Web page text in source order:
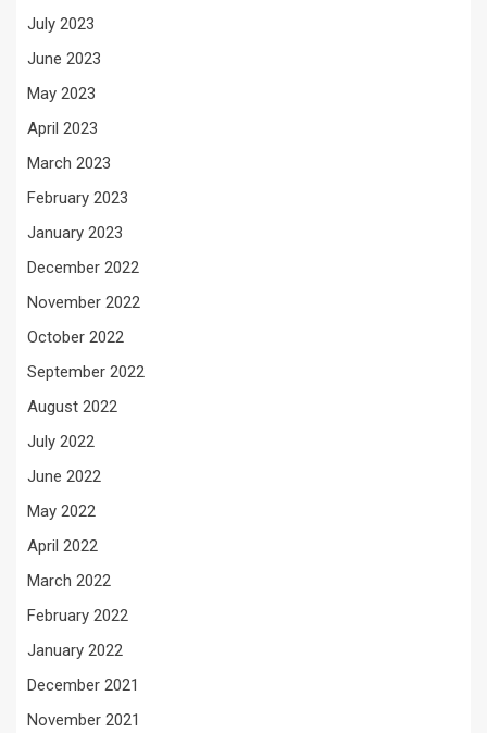
July 2023
June 2023
May 2023
April 2023
March 2023
February 2023
January 2023
December 2022
November 2022
October 2022
September 2022
August 2022
July 2022
June 2022
May 2022
April 2022
March 2022
February 2022
January 2022
December 2021
November 2021